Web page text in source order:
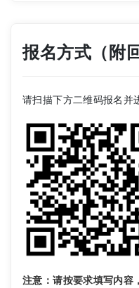
报名方式（附
请扫描下方二维码报名并
注意：请按要求填写内容